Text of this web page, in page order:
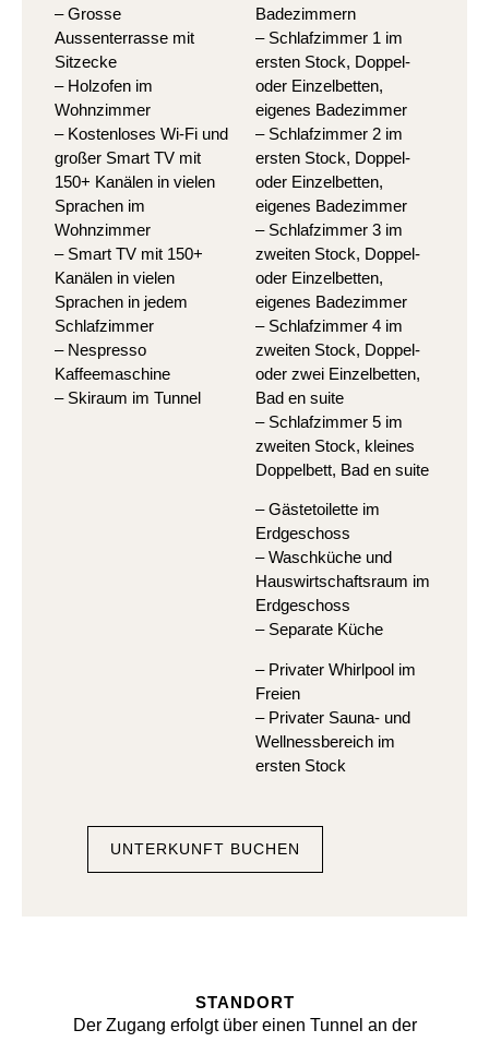
– Grosse
Aussenterrasse mit
Sitzecke
– Holzofen im
Wohnzimmer
– Kostenloses Wi-Fi und
großer Smart TV mit
150+ Kanälen in vielen
Sprachen im
Wohnzimmer
– Smart TV mit 150+
Kanälen in vielen
Sprachen in jedem
Schlafzimmer
– Nespresso
Kaffeemaschine
– Skiraum im Tunnel
Badezimmern
– Schlafzimmer 1 im
ersten Stock, Doppel-
oder Einzelbetten,
eigenes Badezimmer
– Schlafzimmer 2 im
ersten Stock, Doppel-
oder Einzelbetten,
eigenes Badezimmer
– Schlafzimmer 3 im
zweiten Stock, Doppel-
oder Einzelbetten,
eigenes Badezimmer
– Schlafzimmer 4 im
zweiten Stock, Doppel-
oder zwei Einzelbetten,
Bad en suite
– Schlafzimmer 5 im
zweiten Stock, kleines
Doppelbett, Bad en suite
– Gästetoilette im
Erdgeschoss
– Waschküche und
Hauswirtschaftsraum im
Erdgeschoss
– Separate Küche
– Privater Whirlpool im
Freien
– Privater Sauna- und
Wellnessbereich im
ersten Stock
UNTERKUNFT BUCHEN
STANDORT
Der Zugang erfolgt über einen Tunnel an der